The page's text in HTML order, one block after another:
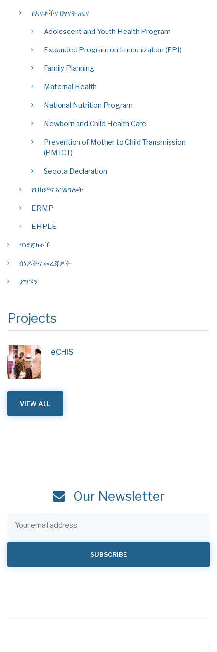
የእናቶችና ህፃናት ጤና
Adolescent and Youth Health Program
Expanded Program on Immunization (EPI)
Family Planning
Maternal Health
National Nutrition Program
Newborn and Child Health Care
Prevention of Mother to Child Transmission
(PMTCT)
Seqota Declaration
የህክምና አገልግሎት
ERMP
EHPLE
ፕሮጀክቶች
ሰነዶችና መረጃዎች
ያግኙን
Projects
eCHIS
VIEW ALL
Our Newsletter